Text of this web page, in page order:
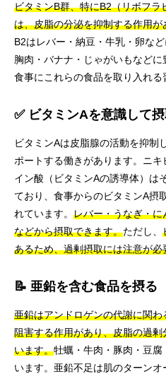
ビタミンB群、特にB2（リボフラ
は、皮脂の分泌を抑制する作用
B2はレバー・納豆・牛乳・卵な
胸肉・バナナ・じゃがいもなど
食事にこれらの食品を取り入れる
✅ ビタミンAを意識して
ビタミンAは皮脂腺の活動を抑制
ポートする働きがあります。ニ
イン酸（ビタミンAの誘導体）は
ており、食事からのビタミンA摂
れています。 レバー・うなぎ・
などから摂取できます。ただし、
あるため、過剰摂取には注意が必
📝 亜鉛を含む食品を摂る
亜鉛はアンドロゲンの代謝に関
阻害する作用があり、皮脂の過
います。牡蠣・牛肉・豚肉・豆
います。亜鉛不足は肌のターン